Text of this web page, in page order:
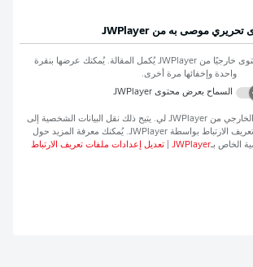
موصى به من JWPlayer
منJWPlayer يُكمل المقالة. يُمكنك عرضها بنقرة
واحدة وإخفائها مرة أخرى.
السماح بعرض محتوىJWPlayer
من JWPlayer لي. يتيح ذلك نقل البيانات الشخصية إلى
الارتباط بواسطةJWPlayer . يُمكنك معرفة المزيد حول
بـJWPlayer
|تعديل إعدادات ملفات تعريف الارتباط